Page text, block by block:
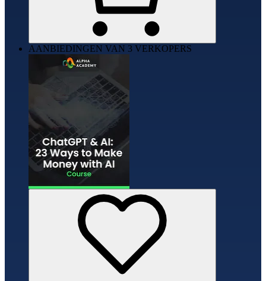
AANBIEDINGEN VAN 3 VERKOPERS